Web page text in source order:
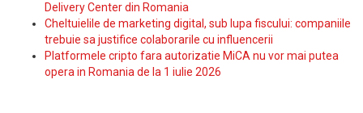
Delivery Center din Romania
Cheltuielile de marketing digital, sub lupa fiscului: companiile
trebuie sa justifice colaborarile cu influencerii
Platformele cripto fara autorizatie MiCA nu vor mai putea
opera in Romania de la 1 iulie 2026